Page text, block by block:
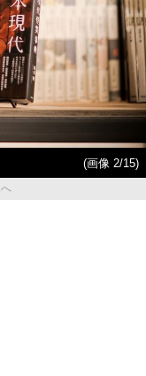
(画像 2/15)